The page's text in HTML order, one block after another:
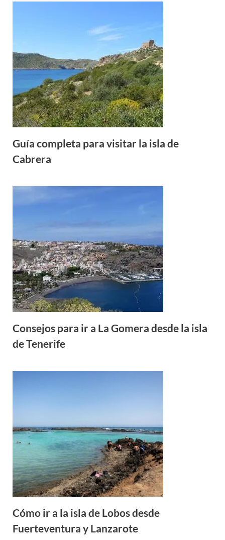
Guía completa para visitar la isla de
Cabrera
Consejos para ir a La Gomera desde la isla
de Tenerife
Cómo ir a la isla de Lobos desde
Fuerteventura y Lanzarote